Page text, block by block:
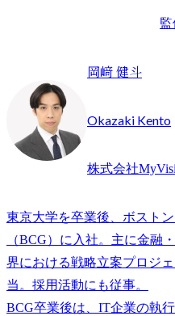
岡﨑 健斗
Okazaki Kento
株式会社
東京大学を卒業後、ボスト
（BCG）に入社。主に金融
界における戦略立案プロジ
当。採用活動にも従事。
BCG卒業後は、IT企業の執